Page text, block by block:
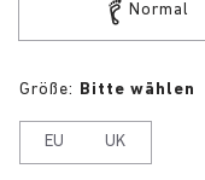
Normal
Größe: Bitte wählen
EU UK